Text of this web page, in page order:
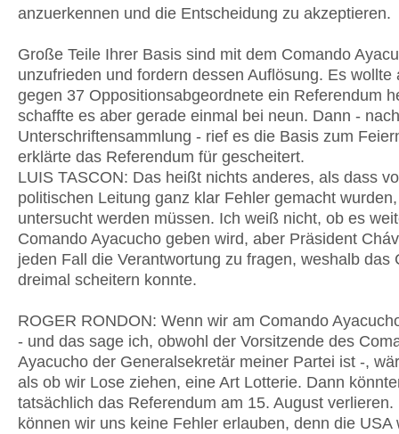
anzuerkennen und die Entscheidung zu akzeptieren.
Große Teile Ihrer Basis sind mit dem Comando
unzufrieden und fordern dessen Auflösung. Es wollte
gegen 37 Oppositionsabgeordnete ein Referendum
schaffte es aber gerade einmal bei neun. Dann -
Unterschriftensammlung - rief es die Basis zum
erklärte das Referendum für gescheitert.
LUIS TASCON: Das heißt nichts anderes, als dass
politischen Leitung ganz klar Fehler gemacht
untersucht werden müssen. Ich weiß nicht, ob es
Comando Ayacucho geben wird, aber Präsident
jeden Fall die Verantwortung zu fragen, weshalb das
dreimal scheitern konnte.
ROGER RONDON: Wenn wir am Comando
- und das sage ich, obwohl der Vorsitzende des
Ayacucho der Generalsekretär meiner Partei ist -,
als ob wir Lose ziehen, eine Art Lotterie. Dann
tatsächlich das Referendum am 15. August verlieren.
können wir uns keine Fehler erlauben, denn die USA